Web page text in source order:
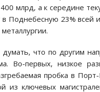
млрд, а к середине
в Поднебесную 23%
что по другим
Во-первых, низкое
пробка в
из ключевых